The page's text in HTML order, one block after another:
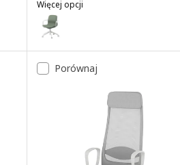
Glose czarny
Więcej opcji
LÅNGFJÄLL
Wariant: LÅNGFJÄLL, Krzesło
Wariant: LÅNGFJÄLL, Krzesło
Wariant: LÅNGFJÄLL, Krzesło
Wariant: LÅNGFJÄLL, Krzesło
Wariant: LÅNGFJÄLL,
Wariant: LÅNGFJÄLL,
Porównaj